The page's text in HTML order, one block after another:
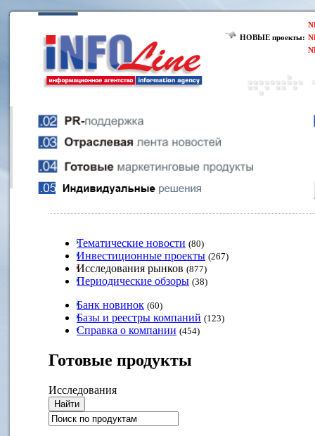
НОВЫЕ проекты:
Тематические новости (80)
Инвестиционные проекты (267)
Исследования рынков (877)
Периодические обзоры (38)
Банк новинок (60)
Базы и реестры компаний (123)
Справка о компании (454)
Готовые продукты
Исследования